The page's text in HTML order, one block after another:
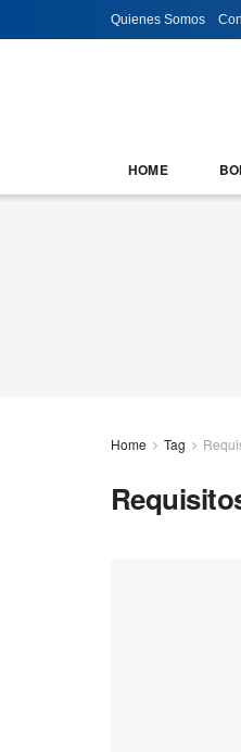
Quienes Somos
HOME
Home Tag